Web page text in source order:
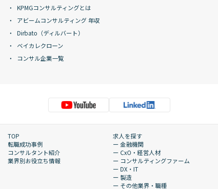
KPMGコンサルティングとは
アビームコンサルティング 年収
Dirbato（ディルバート）
ベイカレクローン
コンサル企業一覧
TOP
転職成功事例
コンサルタント紹介
業界別お役立ち情報
求人を探す
ー 金融機関
ー CxO・経営人材
ー コンサルティングファーム
ー DX・IT
ー 製造
ー その他業界・職種